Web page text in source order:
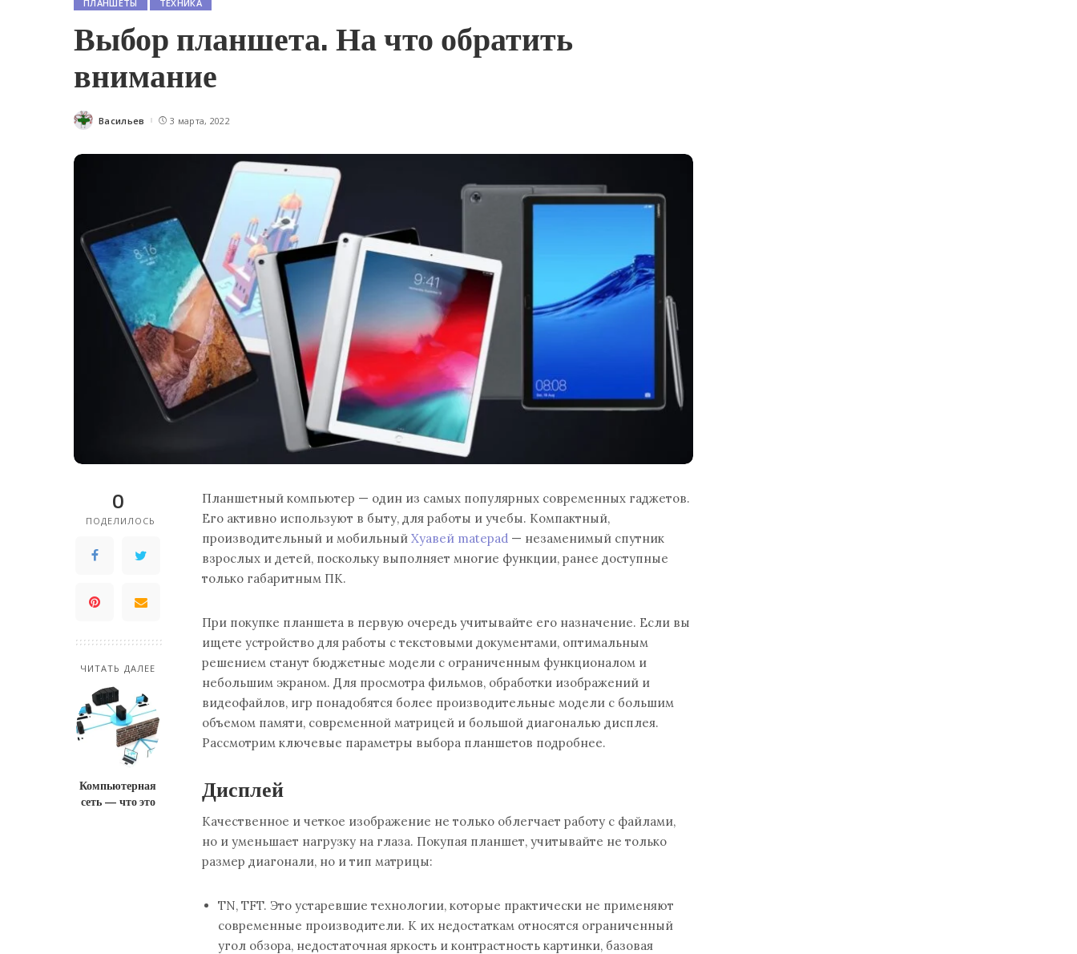
ПЛАНШЕТЫ ТЕХНИКА
Выбор планшета. На что обратить
внимание
Posted
Васильев 3 марта, 2022
0
ПОДЕЛИЛОСЬ
ЧИТАТЬ ДАЛЕЕ
Компьютерная
сеть — что это
Планшетный компьютер — один из самых популярных современных гаджетов.
Его активно используют в быту, для работы и учебы. Компактный,
производительный и мобильный Хуавей matepad — незаменимый спутник
взрослых и детей, поскольку выполняет многие функции, ранее доступные
только габаритным ПК.
При покупке планшета в первую очередь учитывайте его назначение. Если вы
ищете устройство для работы с текстовыми документами, оптимальным
решением станут бюджетные модели с ограниченным функционалом и
небольшим экраном. Для просмотра фильмов, обработки изображений и
видеофайлов, игр понадобятся более производительные модели с большим
объемом памяти, современной матрицей и большой диагональю дисплея.
Рассмотрим ключевые параметры выбора планшетов подробнее.
Дисплей
Качественное и четкое изображение не только облегчает работу с файлами,
но и уменьшает нагрузку на глаза. Покупая планшет, учитывайте не только
размер диагонали, но и тип матрицы:
TN, TFT. Это устаревшие технологии, которые практически не применяют
современные производители. К их недостаткам относятся ограниченный
угол обзора, недостаточная яркость и контрастность картинки, базовая